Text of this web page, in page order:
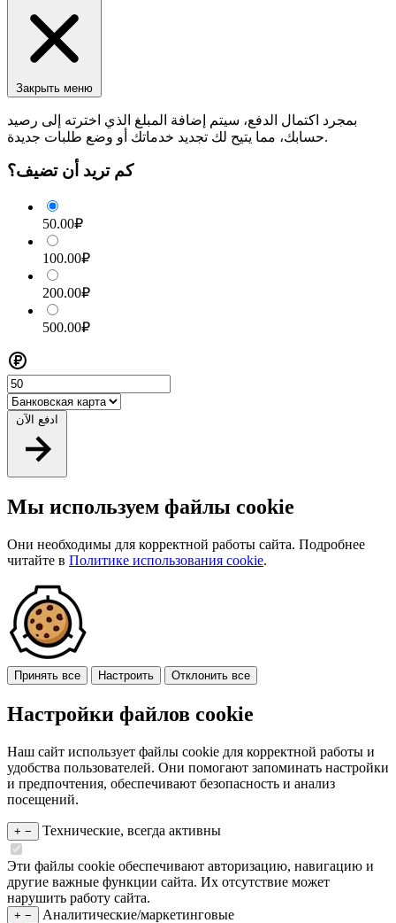
Закрыть меню
بمجرد اكتمال الدفع، سيتم إضافة المبلغ الذي اخترته إلى رصيد
حسابك، مما يتيح لك تجديد خدماتك أو وضع طلبات جديدة.
كم تريد أن تضيف؟
50.00₽
100.00₽
200.00₽
500.00₽
ادفع الآن
Мы используем файлы cookie
Они необходимы для корректной работы сайта. Подробнее
читайте в Политике использования cookie.
Принять все Настроить Отклонить все
Настройки файлов cookie
Наш сайт использует файлы cookie для корректной работы и
удобства пользователей. Они помогают запоминать настройки
и предпочтения, обеспечивают безопасность и анализ
посещений.
+ − Технические, всегда активны
Эти файлы cookie обеспечивают авторизацию, навигацию и
другие важные функции сайта. Их отсутствие может
нарушить работу сайта.
+ − Аналитические/маркетинговые